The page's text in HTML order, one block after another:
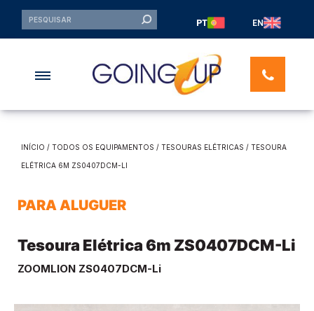
PT EN
INÍCIO / TODOS OS EQUIPAMENTOS / TESOURAS ELÉTRICAS / TESOURA
ELÉTRICA 6M ZS0407DCM-LI
PARA ALUGUER
Tesoura Elétrica 6m ZS0407DCM-Li
ZOOMLION ZS0407DCM-Li